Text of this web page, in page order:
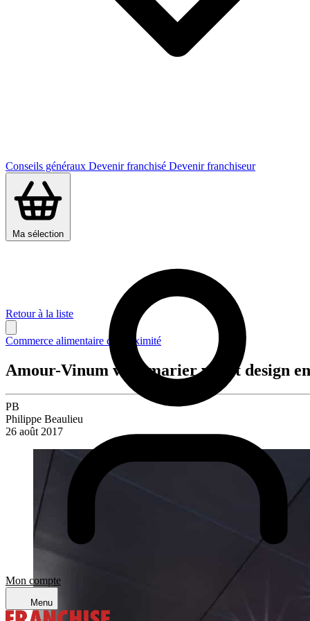
Conseils généraux Devenir franchisé Devenir franchiseur
Ma sélection
Mon compte
Menu
Retour à la liste
Commerce alimentaire de proximité
Amour-Vinum veut marier vin et design
PB
Philippe Beaulieu
26 août 2017